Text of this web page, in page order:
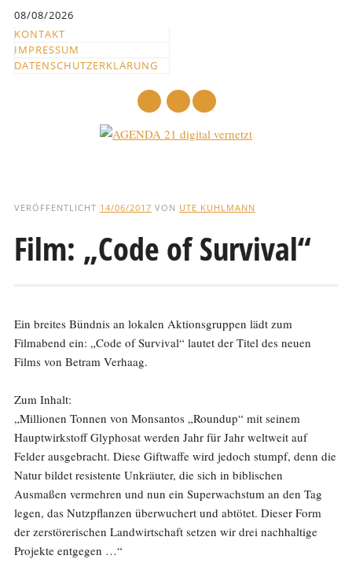
springen
08/08/2026
KONTAKT
IMPRESSUM
DATENSCHUTZERKLÄRUNG
und
Text
VERÖFFENTLICHT 14/06/2017 VON UTE KUHLMANN
Film: „Code of Survival“
Ein breites Bündnis an lokalen Aktionsgruppen lädt zum
Filmabend ein: „Code of Survival“ lautet der Titel des neuen
Films von Betram Verhaag.
Zum Inhalt:
„Millionen Tonnen von Monsantos „Roundup“ mit seinem
Hauptwirkstoff Glyphosat werden Jahr für Jahr weltweit auf
Felder ausgebracht. Diese Giftwaffe wird jedoch stumpf, denn die
Natur bildet resistente Unkräuter, die sich in biblischen
Ausmaßen vermehren und nun ein Superwachstum an den Tag
legen, das Nutzpflanzen überwuchert und abtötet. Dieser Form
der zerstörerischen Landwirtschaft setzen wir drei nachhaltige
Projekte entgegen …“